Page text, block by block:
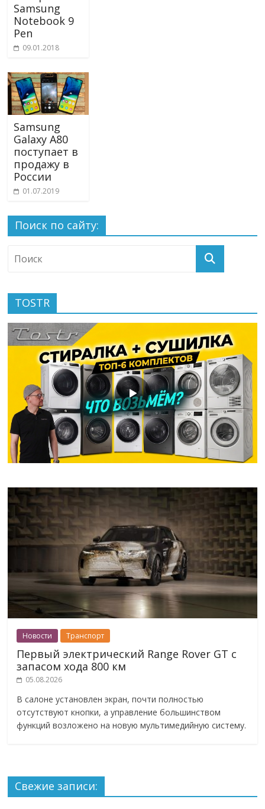
Samsung
Notebook 9
Pen
09.01.2018
Samsung
Galaxy A80
поступает в
продажу в
России
01.07.2019
Поиск по сайту:
TOSTR
Новости Транспорт
Первый электрический Range Rover GT с
запасом хода 800 км
05.08.2026
В салоне установлен экран, почти полностью
отсутствуют кнопки, а управление большинством
функций возложено на новую мультимедийную систему.
Свежие записи: